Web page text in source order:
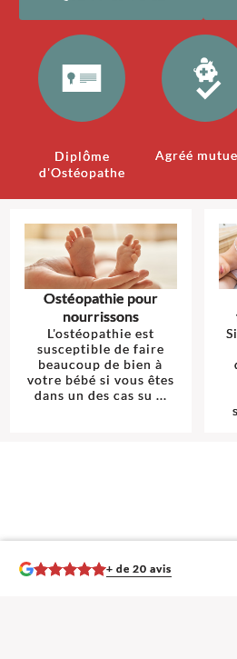
Diplôme
d'Ostéopathe
Agréé
Ostéopathie pour
nourrissons
L'ostéopathie est
susceptible de faire
beaucoup de bien à
votre bébé si vous êtes
dans un des cas su ...
+ de 20 avis